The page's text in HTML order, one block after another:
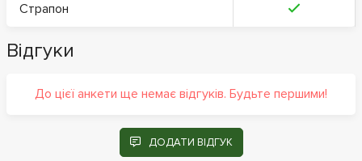
Страпон
Відгуки
До цієї анкети ще немає відгуків. Будьте першими!
ДОДАТИ ВІДГУК